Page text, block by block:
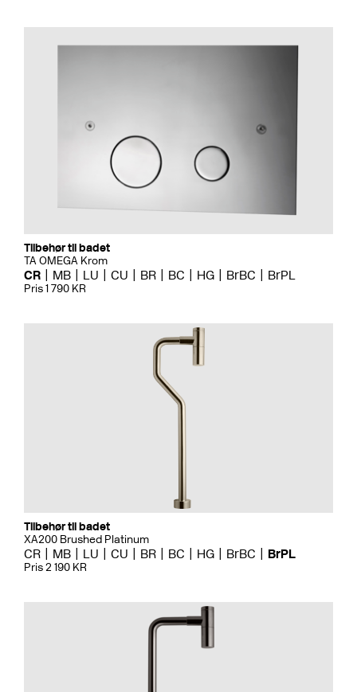
Tilbehør til badet
TA OMEGA Krom
CR MB LU CU BR BC HG BrBC BrPL
Pris 1 790 KR
Tilbehør til badet
XA200 Brushed Platinum
CR MB LU CU BR BC HG BrBC BrPL
Pris 2 190 KR